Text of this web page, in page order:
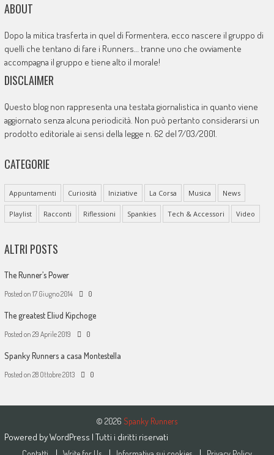
ABOUT
Dopo la mitica trasferta in quel di Formentera, ecco nascere il gruppo di
quelli che tentano di fare i Runners… tranne uno che ovviamente
accompagna il gruppo e tiene alto il morale!
DISCLAIMER
Questo blog non rappresenta una testata giornalistica in quanto viene
aggiornato senza alcuna periodicità. Non può pertanto considerarsi un
prodotto editoriale ai sensi della legge n. 62 del 7/03/2001.
CATEGORIE
Appuntamenti Curiosità Iniziative La Corsa Musica News
Playlist Racconti Riflessioni Spankies Tech & Accessori Video
ALTRI POSTS
The Runner’s Power
Posted on 17 Giugno 2014 0
The greatest Eliud Kipchoge
Posted on 29 Aprile 2019 0
Spanky Runners a casa Montestella
Posted on 28 Ottobre 2013 0
© 2026 Spanky Runners
Powered byWordPress | Tutti i diritti riservati